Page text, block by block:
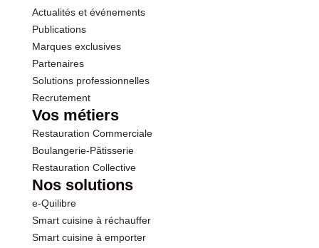
Actualités et événements
Publications
Marques exclusives
Partenaires
Solutions professionnelles
Recrutement
Vos métiers
Restauration Commerciale
Boulangerie-Pâtisserie
Restauration Collective
Nos solutions
e-Quilibre
Smart cuisine à réchauffer
Smart cuisine à emporter